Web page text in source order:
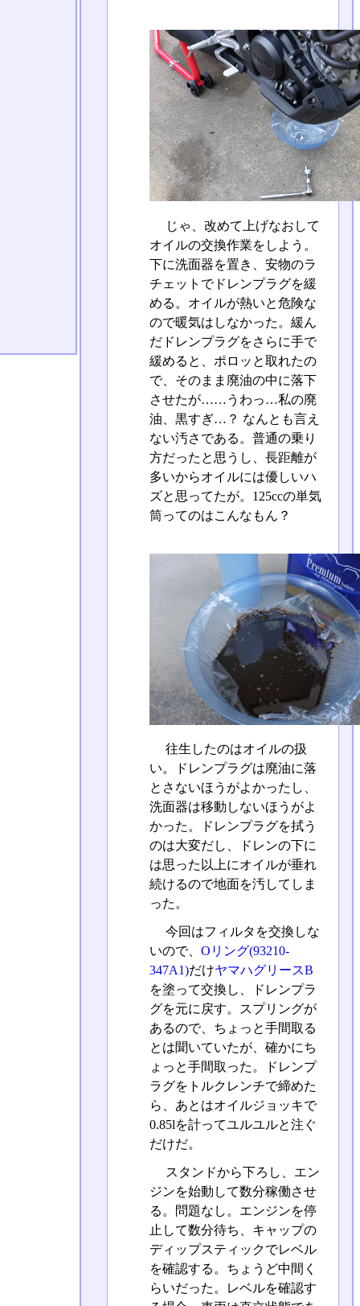
じゃ、改めて上げなおして
オイルの交換作業をしよう。
下に洗面器を置き、安物のラ
チェットでドレンプラグを緩
める。オイルが熱いと危険な
ので暖気はしなかった。緩ん
だドレンプラグをさらに手で
緩めると、ポロッと取れたの
で、そのまま廃油の中に落下
させたが……うわっ…私の廃
油、黒すぎ…？ なんとも言え
ない汚さである。普通の乗り
方だったと思うし、長距離が
多いからオイルには優しいハ
ズと思ってたが。125ccの単気
筒ってのはこんなもん？
往生したのはオイルの扱
い。ドレンプラグは廃油に落
とさないほうがよかったし、
洗面器は移動しないほうがよ
かった。ドレンプラグを拭う
のは大変だし、ドレンの下に
は思った以上にオイルが垂れ
続けるので地面を汚してしま
った。
今回はフィルタを交換しな
いので、 Oリング(93210-
347A1)だけヤマハグリースB
を塗って交換し、ドレンプラ
グを元に戻す。スプリングが
あるので、ちょっと手間取る
とは聞いていたが、確かにち
ょっと手間取った。ドレンプ
ラグをトルクレンチで締めた
ら、あとはオイルジョッキで
0.85lを計ってユルユルと注ぐ
だけだ。
スタンドから下ろし、エン
ジンを始動して数分稼働させ
る。問題なし。エンジンを停
止して数分待ち、キャップの
ディップスティックでレベル
を確認する。ちょうど中間く
らいだった。レベルを確認す